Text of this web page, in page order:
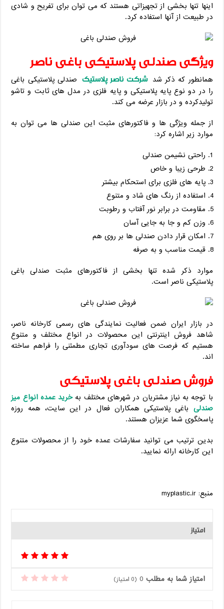
اینها تنها بخشی از تجهیزاتی هستند که می توان برای تفریح و شادی
در طبیعت از آنها استفاده کرد.
ویژگی صندلی پلاستیکی باغی ناصر
همانطور که ذکر شد شرکت ناصر پلاستیک صندلی پلاستیکی باغی
را در دو نوع پایه پلاستیکی و پایه فلزی در مدل های ثابت و تاشو
تولیدکرده و در بازار عرضه می کند.
از جمله ویژگی ها و فاکتورهای مثبت این صندلی ها می توان به
موارد زیر اشاره کرد:
راحتی نشیمن صندلی
طرحی زیبا و خاص
پایه های فلزی برای استحکام بیشتر
استفاده از رنگ های شاد و متنوع
مقاومت در برابر نور آفتاب و رطوبت
وزن کم و جا به جایی آسان
امکان قرار دادن صندلی ها بر روی هم
قیمت مناسب و به صرفه
موارد ذکر شده تنها بخشی از فاکتورهای مثبت صندلی باغی
پلاستیکی ناصر است.
در بازار ایران ضمن فعالیت نمایندگی های رسمی کارخانه ناصر،
شاهد فروش اینترنتی این محصولات در انواع مختلف و متنوع
هستیم که فرصت های سودآوری تجاری مطمئنی را فراهم ساخته
اند.
فروش صندلی باغی پلاستیکی
با توجه به نیاز مشتریان در شهرهای مختلف بهخرید عمده انواع میز
صندلی باغی پلاستیکی همکاران فعال در این سایت، همه روزه
پاسخگوی شما عزیزان هستند.
بدین ترتیب می توانید سفارشات عمده خود را از محصولات متنوع
این کارخانه ارائه نمایید.
منبع: myplastic.ir
امتیاز
امتیاز شما به مطلب 0
(
0 امتیاز)